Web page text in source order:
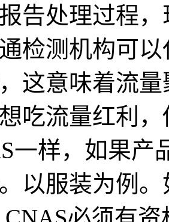
告处理过程
检测机构可
这意味着流
吃流量红利
一样，如果产
以服装为例